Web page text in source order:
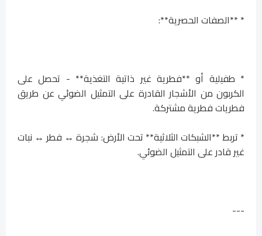
* **الصفات الحصرية**:
* طفيلية أو **فطرية غير ذاتية التغذية** - تحصل على
الكربون من الأشجار القادرة على التمثيل الضوئي عن طريق
فطريات فطرية مشتركة.
* تربط **الشبكات الثلاثية** تحت الأرض: شجرة ↔ فطر ↔ نبات
غير قادر على التمثيل الضوئي.
---